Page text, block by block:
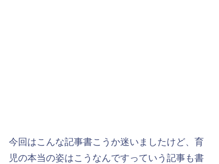
今回はこんな記事書こうか迷いましたけど、育
児の本当の姿はこうなんですっていう記事も書